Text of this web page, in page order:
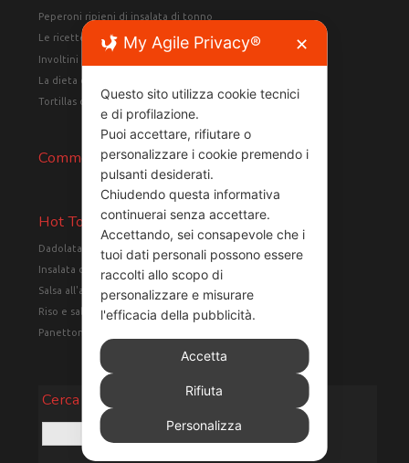
Peperoni ripieni di insalata di tonno
Le ricette della dieta del supermetabolismo
Involtini di lattuga con manzo e asparagi
La dieta del supermetabolismo
Tortillas di farro con tacchino e verdure
Commenti recenti
Hot Topics
Dadolata di pollo e patate con erbe aromatiche
Insalata di petto di pollo e pomodori(12)
Salsa all'arancia(6)
Riso e salmone in crosta(6)
Panettone classico
Cerca
My Agile Privacy® ✕
Questo sito utilizza cookie tecnici
e di profilazione.
Puoi accettare, rifiutare o
personalizzare i cookie premendo i
pulsanti desiderati.
Chiudendo questa informativa
continuerai senza accettare.
Accettando, sei consapevole che i
tuoi dati personali possono essere
raccolti allo scopo di
personalizzare e misurare
l'efficacia della pubblicità.
Accetta
Rifiuta
Personalizza